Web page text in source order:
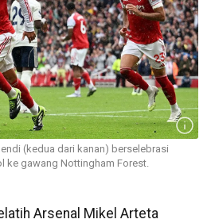
(kedua dari kanan) berselebrasi
ke gawang Nottingham Forest.
Arsenal Mikel Arteta